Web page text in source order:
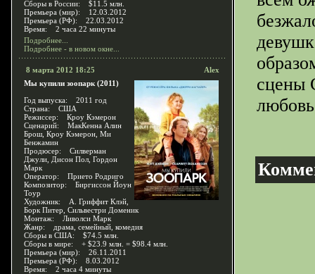
Сборы в России: $11.5 млн.
Премьера (мир): 12.03.2012
Премьера (РФ): 22.03.2012
Время: 2 часа 22 минуты
Подробнее...
Подробнее - в новом окне...
8 марта 2012 18:25
Alex
Мы купили зоопарк (2011)
Год выпуска: 2011 год
Страна: США
Режиссер: Кроу Кэмерон
Сценарий: МакКенна Алин
Брош, Кроу Кэмерон, Ми
Бенжамин
Продюсер: Силверман
Джули, Дисон Пол, Гордон
Марк
Оператор: Прието Родриго
Композитор: Биргиссон Йоун
Тоур
Художник: А. Гриффит Клэй,
Борк Питер, Сильвестри Доменик
Монтаж: Ливолси Марк
Жанр: драма, семейный, комедия
Сборы в США: $74.5 млн.
Сборы в мире: + $23.9 млн. = $98.4 млн.
Премьера (мир): 26.11.2011
Премьера (РФ): 8.03.2012
Время: 2 часа 4 минуты
сцены